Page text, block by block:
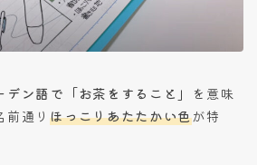
デン語で「お茶をすること」
を意味
前通りほっこりあたたかい色が特